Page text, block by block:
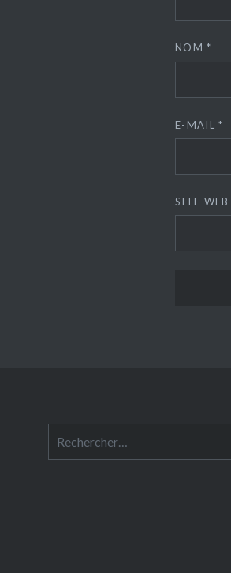
NOM*
E-MAIL*
SITE WEB